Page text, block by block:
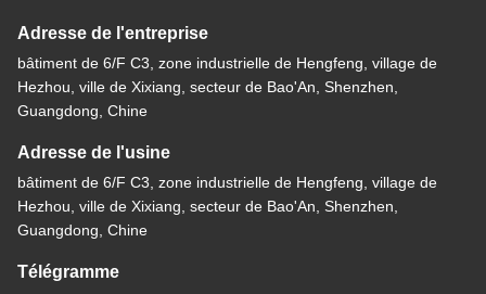
Adresse de l'entreprise
bâtiment de 6/F C3, zone industrielle de Hengfeng, village de
Hezhou, ville de Xixiang, secteur de Bao'An, Shenzhen,
Guangdong, Chine
Adresse de l'usine
bâtiment de 6/F C3, zone industrielle de Hengfeng, village de
Hezhou, ville de Xixiang, secteur de Bao'An, Shenzhen,
Guangdong, Chine
Télégramme